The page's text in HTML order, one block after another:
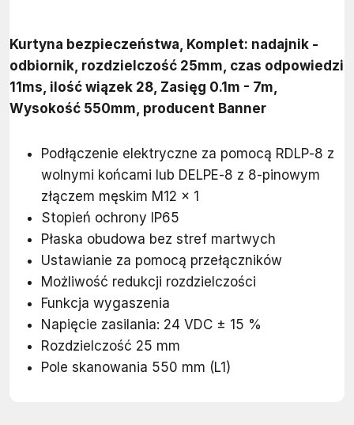
Kurtyna bezpieczeństwa, Komplet: nadajnik -
odbiornik, rozdzielczość 25mm, czas odpowiedzi
11ms, ilość wiązek 28, Zasięg 0.1m - 7m,
Wysokość 550mm, producent Banner
Podłączenie elektryczne za pomocą RDLP‐8 z
wolnymi końcami lub DELPE‐8 z 8-pinowym
złączem męskim M12 x 1
Stopień ochrony IP65
Płaska obudowa bez stref martwych
Ustawianie za pomocą przełączników
Możliwość redukcji rozdzielczości
Funkcja wygaszenia
Napięcie zasilania: 24 VDC ± 15 %
Rozdzielczość 25 mm
Pole skanowania 550 mm (L1)